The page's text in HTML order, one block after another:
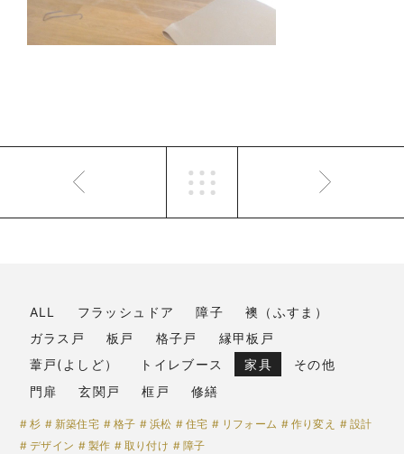
ALL フラッシュドア 障子
襖（ふすま）
ガラス戸
板戸 格子戸
縁甲板戸
葦戸(よしど）
トイレブース 家具
その他
門扉
玄関戸 框戸 修繕
杉 新築住宅 格子 浜松 住宅 リフォーム 作り変え
設計
デザイン
製作 取り付け 障子